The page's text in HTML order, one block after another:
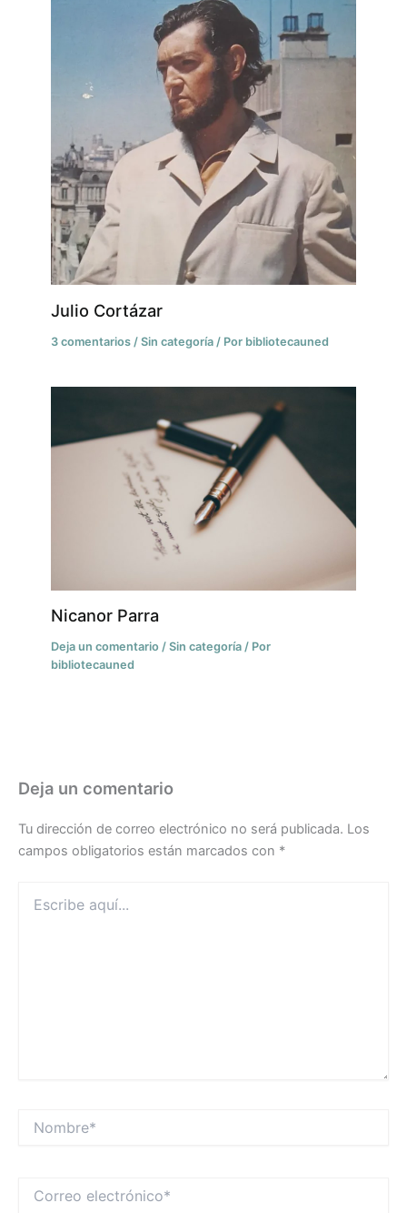
Julio Cortázar
3 comentarios /Sin categoría / Por bibliotecauned
Nicanor Parra
Deja un comentario /Sin categoría / Por
bibliotecauned
Deja un comentario
Tu dirección de correo electrónico no será publicada. Los
campos obligatorios están marcados con *
aquí...
electrónico*